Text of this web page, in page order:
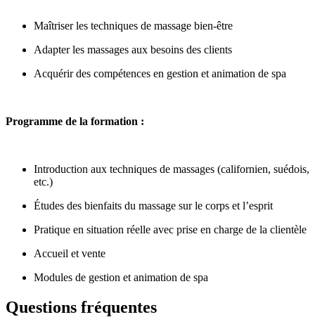
Maîtriser les techniques de massage bien-être
Adapter les massages aux besoins des clients
Acquérir des compétences en gestion et animation de spa
Programme de la formation :
Introduction aux techniques de massages (californien, suédois,
etc.)
Études des bienfaits du massage sur le corps et l’esprit
Pratique en situation réelle avec prise en charge de la clientèle
Accueil et vente
Modules de gestion et animation de spa
Questions fréquentes